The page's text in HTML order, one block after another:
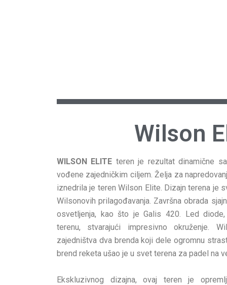
Wilson
WILSON ELITE teren je rezultat dinamične
vođene zajedničkim ciljem. Želja za
iznedrila je teren Wilson Elite. Dizajn terena je
Wilsonovih prilagođavanja. Završna obrada
osvetljenja, kao što je Galis 420. Led
terenu, stvarajući impresivno okruženje.
zajedništva dva brenda koji dele ogromnu
brend reketa ušao je u svet terena za padel na
Ekskluzivnog dizajna, ovaj teren je